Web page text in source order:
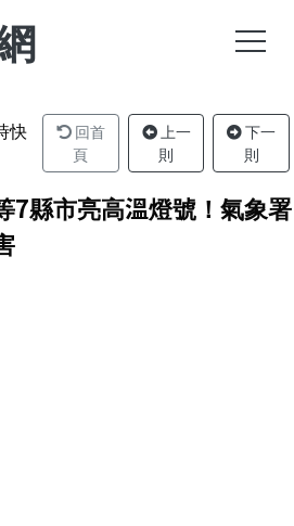
快
回首
頁
上一
則
下一
則
7縣市亮高溫燈號！氣象署